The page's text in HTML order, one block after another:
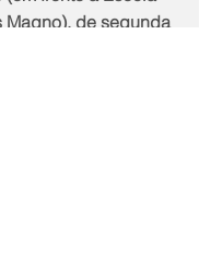
Magno), de segunda